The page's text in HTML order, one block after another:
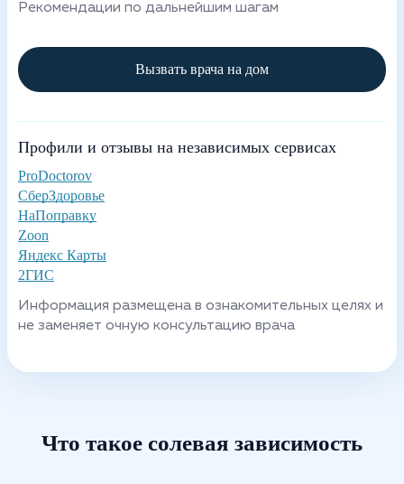
Рекомендации по дальнейшим шагам
Вызвать врача на дом
Профили и отзывы на независимых сервисах
ProDoctorov
СберЗдоровье
НаПоправку
Zoon
Яндекс Карты
2ГИС
Информация размещена в ознакомительных целях и
не заменяет очную консультацию врача
Что такое солевая зависимость